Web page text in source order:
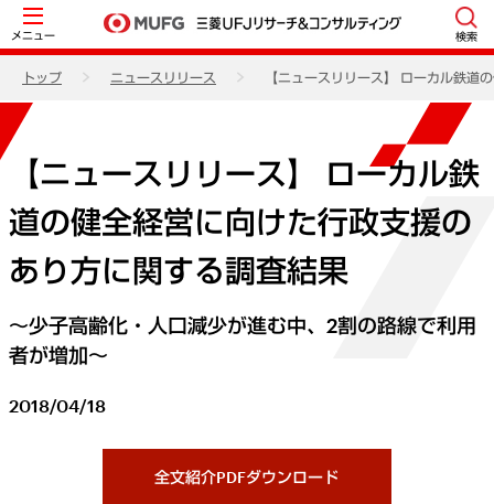
メニュー 検索
トップ ニュースリリース 【ニュースリリース】 ローカル鉄道
【ニュースリリース】 ローカル鉄
道の健全経営に向けた行政支援の
あり方に関する調査結果
～少子高齢化・人口減少が進む中、2割の路線で利用
者が増加～
2018/04/18
全文紹介PDFダウンロード